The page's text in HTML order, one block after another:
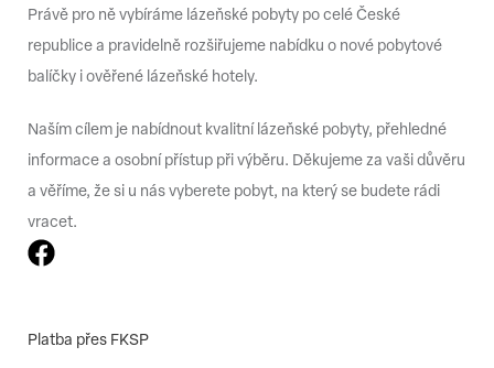
Právě pro ně vybíráme lázeňské pobyty po celé České
republice a pravidelně rozšiřujeme nabídku o nové pobytové
balíčky i ověřené lázeňské hotely.
Naším cílem je nabídnout kvalitní lázeňské pobyty, přehledné
informace a osobní přístup při výběru. Děkujeme za vaši důvěru
a věříme, že si u nás vyberete pobyt, na který se budete rádi
vracet.
Platba přes FKSP